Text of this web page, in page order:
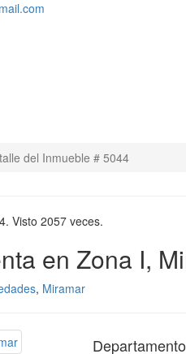
del Inmueble # 5044
Visto 2057 veces.
en Zona I,
, Miramar
Departamento